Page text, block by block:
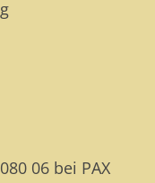
06 bei PAX